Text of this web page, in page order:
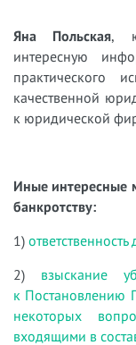
Яна Польская,
интересную
практического
качественной
к юридической
Иные интересные
банкротству:
1)
2) взыскание
к
некоторых
входящими в